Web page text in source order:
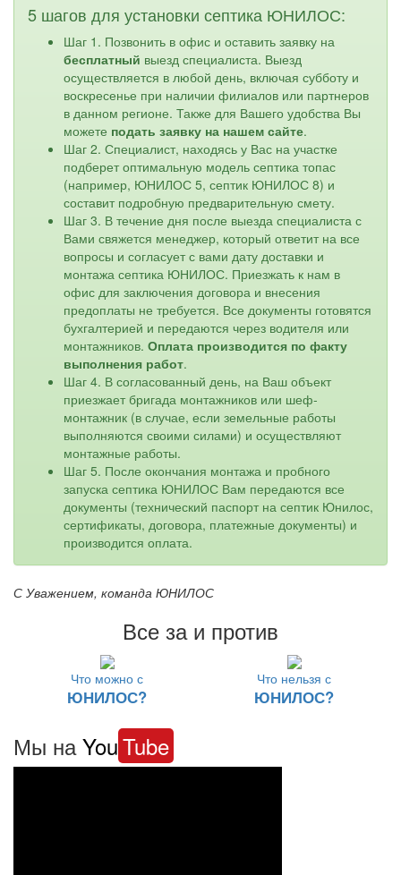
5 шагов для установки септика ЮНИЛОС:
Шаг 1. Позвонить в офис и оставить заявку на
бесплатный выезд специалиста. Выезд
осуществляется в любой день, включая субботу и
воскресенье при наличии филиалов или партнеров
в данном регионе. Также для Вашего удобства Вы
можете подать заявку на нашем сайте.
Шаг 2. Специалист, находясь у Вас на участке
подберет оптимальную модель септика топас
(например, ЮНИЛОС 5, септик ЮНИЛОС 8) и
составит подробную предварительную смету.
Шаг 3. В течение дня после выезда специалиста с
Вами свяжется менеджер, который ответит на все
вопросы и согласует с вами дату доставки и
монтажа септика ЮНИЛОС. Приезжать к нам в
офис для заключения договора и внесения
предоплаты не требуется. Все документы готовятся
бухгалтерией и передаются через водителя или
монтажников. Оплата производится по факту
выполнения работ.
Шаг 4. В согласованный день, на Ваш объект
приезжает бригада монтажников или шеф-
монтажник (в случае, если земельные работы
выполняются своими силами) и осуществляют
монтажные работы.
Шаг 5. После окончания монтажа и пробного
запуска септика ЮНИЛОС Вам передаются все
документы (технический паспорт на септик Юнилос,
сертификаты, договора, платежные документы) и
производится оплата.
С Уважением, команда ЮНИЛОС
Все за и против
Что можно с
ЮНИЛОС?
Что нельзя с
ЮНИЛОС?
Мы наYouTube